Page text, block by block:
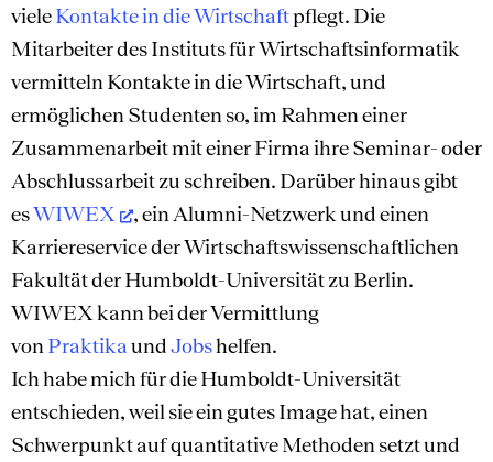
vieleKontakte in die Wirtschaftpflegt. Die
Mitarbeiter des Instituts für Wirtschaftsinformatik
vermitteln Kontakte in die Wirtschaft, und
ermöglichen Studenten so, im Rahmen einer
Zusammenarbeit mit einer Firma ihre Seminar- oder
Abschlussarbeit zu schreiben. Darüber hinaus gibt
esWIWEX
, ein Alumni-Netzwerk und einen
Karriereservice der Wirtschaftswissenschaftlichen
Fakultät der Humboldt-Universität zu Berlin.
WIWEX kann bei der Vermittlung
von PraktikaundJobshelfen.
Ich habe mich für die Humboldt-Universität
entschieden, weil sie ein gutes Image hat, einen
Schwerpunkt auf quantitative Methoden setzt und